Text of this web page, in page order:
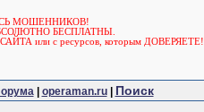
МОШЕННИКОВ!
АБСОЛЮТНО БЕСПЛАТНЫ.
или с ресурсов, которым ДОВЕРЯЕТЕ!
| operaman.ru| Поиск